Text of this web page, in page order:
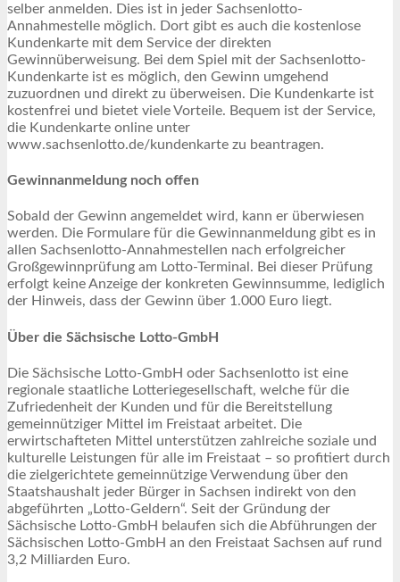
selber anmelden. Dies ist in jeder Sachsenlotto-
Annahmestelle möglich. Dort gibt es auch die kostenlose
Kundenkarte mit dem Service der direkten
Gewinnüberweisung. Bei dem Spiel mit der Sachsenlotto-
Kundenkarte ist es möglich, den Gewinn umgehend
zuzuordnen und direkt zu überweisen. Die Kundenkarte ist
kostenfrei und bietet viele Vorteile. Bequem ist der Service,
die Kundenkarte online unter
www.sachsenlotto.de/kundenkarte zu beantragen.
Gewinnanmeldung noch offen
Sobald der Gewinn angemeldet wird, kann er überwiesen
werden. Die Formulare für die Gewinnanmeldung gibt es in
allen Sachsenlotto-Annahmestellen nach erfolgreicher
Großgewinnprüfung am Lotto-Terminal. Bei dieser Prüfung
erfolgt keine Anzeige der konkreten Gewinnsumme, lediglich
der Hinweis, dass der Gewinn über 1.000 Euro liegt.
Über die Sächsische Lotto-GmbH
Die Sächsische Lotto-GmbH oder Sachsenlotto ist eine
regionale staatliche Lotteriegesellschaft, welche für die
Zufriedenheit der Kunden und für die Bereitstellung
gemeinnütziger Mittel im Freistaat arbeitet. Die
erwirtschafteten Mittel unterstützen zahlreiche soziale und
kulturelle Leistungen für alle im Freistaat – so profitiert durch
die zielgerichtete gemeinnützige Verwendung über den
Staatshaushalt jeder Bürger in Sachsen indirekt von den
abgeführten „Lotto-Geldern“. Seit der Gründung der
Sächsische Lotto-GmbH belaufen sich die Abführungen der
Sächsischen Lotto-GmbH an den Freistaat Sachsen auf rund
3,2 Milliarden Euro.